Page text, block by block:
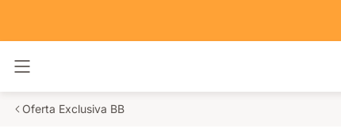
Oferta Exclusiva BB